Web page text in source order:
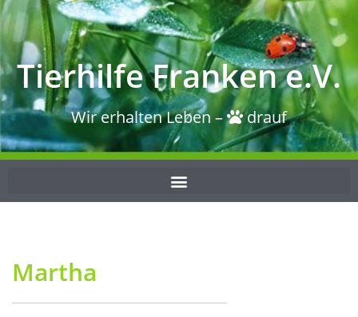
Tierhilfe Franken e.V.
Wir erhalten Leben – drauf
Martha